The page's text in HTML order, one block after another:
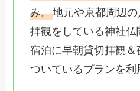
み。地元や京都周辺
拝観をしている神社
宿泊に早朝貸切拝観
ついているプランを利